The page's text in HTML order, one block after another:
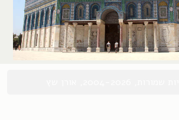
2004-2026, אורן שץ